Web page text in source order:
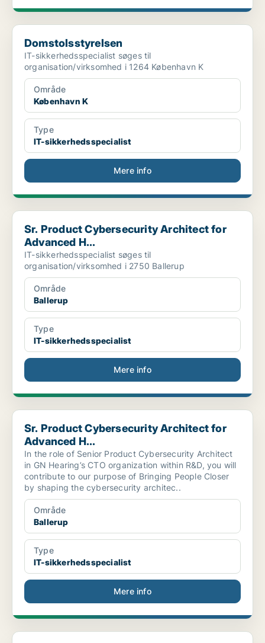
Domstolsstyrelsen
Domstolsstyrelsen
IT-sikkerhedsspecialist søges til
organisation/virksomhed i 1264 København K
Område
København K
Type
IT-sikkerhedsspecialist
Mere info
Sr. Product Cybersecurity Architect for Advanced H...
Sr. Product Cybersecurity Architect for
Advanced H...
IT-sikkerhedsspecialist søges til
organisation/virksomhed i 2750 Ballerup
Område
Ballerup
Type
IT-sikkerhedsspecialist
Mere info
Sr. Product Cybersecurity Architect for Advanced H...
Sr. Product Cybersecurity Architect for
Advanced H...
In the role of Senior Product Cybersecurity Architect
in GN Hearing’s CTO organization within R&D, you will
contribute to our purpose of Bringing People Closer
by shaping the cybersecurity architec..
Område
Ballerup
Type
IT-sikkerhedsspecialist
Mere info
Styrk Banedanmarks informationssikkerhed gennem IS...